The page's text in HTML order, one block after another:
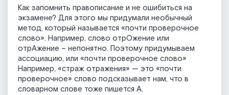
Как запомнить правописание и не ошибиться на
экзамене? Для этого мы придумали необычный
метод, который называется «почти проверочное
слово». Например, слово отрОжение или
отрАжение – непонятно. Поэтому придумываем
ассоциацию, или «почти проверочное слово»
Например, «страж отражения» — это «почти
проверочное» слово подсказывает нам, что в
словарном слове тоже пишется А.